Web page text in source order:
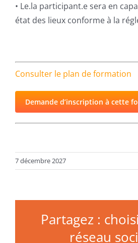
• Le.la participant.e sera en
état des lieux conforme à la
Consulter le plan de formation
Demande d’inscription à cette
7 décembre 2027
Partagez :
réseau